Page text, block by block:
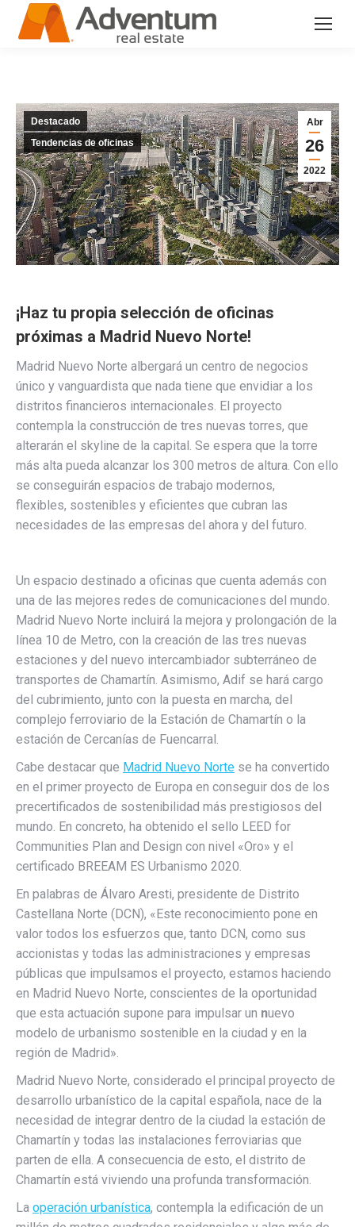
Abr
26
2022
Destacado
Tendencias de oficinas
¡Haz tu propia selección de oficinas
próximas a Madrid Nuevo Norte!
Madrid Nuevo Norte albergará un centro de negocios
único y vanguardista que nada tiene que envidiar a los
distritos financieros internacionales. El proyecto
contempla la construcción de tres nuevas torres, que
alterarán el skyline de la capital. Se espera que la torre
más alta pueda alcanzar los 300 metros de altura. Con ello
se conseguirán espacios de trabajo modernos,
flexibles, sostenibles y eficientes que cubran las
necesidades de las empresas del ahora y del futuro.
Un espacio destinado a oficinas que cuenta además con
una de las mejores redes de comunicaciones del mundo.
Madrid Nuevo Norte incluirá la mejora y prolongación de la
línea 10 de Metro, con la creación de las tres nuevas
estaciones y del nuevo intercambiador subterráneo de
transportes de Chamartín. Asimismo, Adif se hará cargo
del cubrimiento, junto con la puesta en marcha, del
complejo ferroviario de la Estación de Chamartín o la
estación de Cercanías de Fuencarral.
Cabe destacar que Madrid Nuevo Norte se ha convertido
en el primer proyecto de Europa en conseguir dos de los
precertificados de sostenibilidad más prestigiosos del
mundo. En concreto, ha obtenido el sello LEED for
Communities Plan and Design con nivel «Oro» y el
certificado BREEAM ES Urbanismo 2020.
En palabras de Álvaro Aresti, presidente de Distrito
Castellana Norte (DCN), «Este reconocimiento pone en
valor todos los esfuerzos que, tanto DCN, como sus
accionistas y todas las administraciones y empresas
públicas que impulsamos el proyecto, estamos haciendo
en Madrid Nuevo Norte, conscientes de la oportunidad
que esta actuación supone para impulsar un nuevo
modelo de urbanismo sostenible en la ciudad y en la
región de Madrid».
Madrid Nuevo Norte, considerado el principal proyecto de
desarrollo urbanístico de la capital española, nace de la
necesidad de integrar dentro de la ciudad la estación de
Chamartín y todas las instalaciones ferroviarias que
parten de ella. A consecuencia de esto, el distrito de
Chamartín está viviendo una profunda transformación.
La operación urbanística, contempla la edificación de un